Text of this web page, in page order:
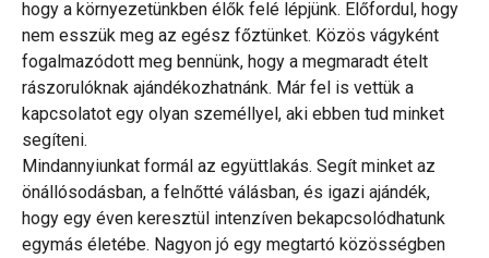
hogy a környezetünkben élők felé lépjünk. Előfordul, hogy
nem esszük meg az egész főztünket. Közös vágyként
fogalmazódott meg bennünk, hogy a megmaradt ételt
rászorulóknak ajándékozhatnánk. Már fel is vettük a
kapcsolatot egy olyan személlyel, aki ebben tud minket
segíteni.
Mindannyiunkat formál az együttlakás. Segít minket az
önállósodásban, a felnőtté válásban, és igazi ajándék,
hogy egy éven keresztül intenzíven bekapcsolódhatunk
egymás életébe. Nagyon jó egy megtartó közösségben